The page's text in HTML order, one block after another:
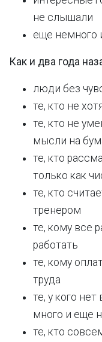
не слышали
еще немного
Как и два года
люди без
те, кто не
те, кто не
мысли на
те, кто
только как
те, кто
тренером
те, кому все
работать
те, кому
труда
те, у кого
много и еще
те, кто